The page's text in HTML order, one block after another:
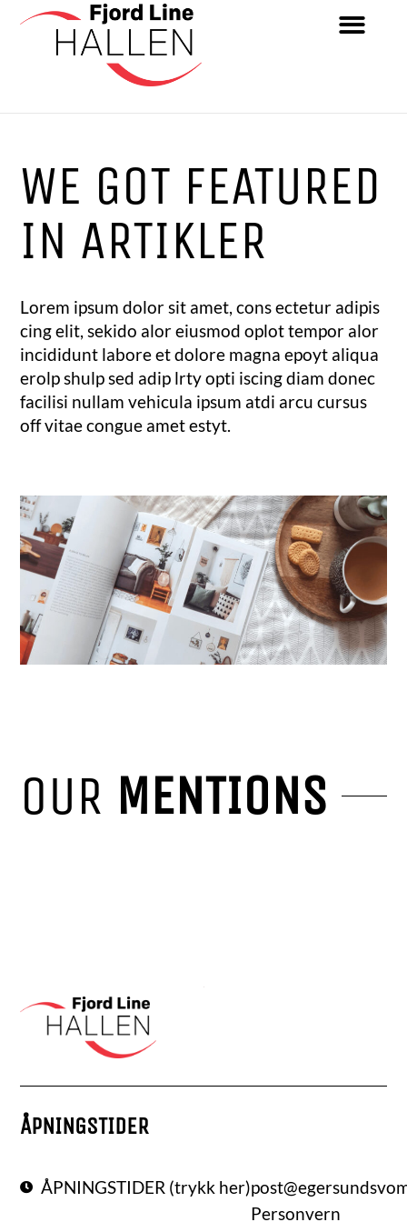
WE GOT FEATURED
IN ARTIKLER
Lorem ipsum dolor sit amet, cons ectetur adipis
cing elit, sekido alor eiusmod oplot tempor alor
incididunt labore et dolore magna epoyt aliqua
erolp shulp sed adip lrty opti iscing diam donec
facilisi nullam vehicula ipsum atdi arcu cursus
off vitae congue amet estyt.
OUR MENTIONS
ÅPNINGSTIDER
ÅPNINGSTIDER (trykk her)
Personvern